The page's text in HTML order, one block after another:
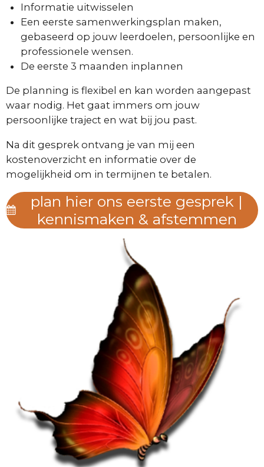
Informatie uitwisselen
Een eerste samenwerkingsplan maken,
gebaseerd op jouw leerdoelen, persoonlijke en
professionele wensen.
De eerste 3 maanden inplannen
De planning is flexibel en kan worden aangepast
waar nodig. Het gaat immers om jouw
persoonlijke traject en wat bij jou past.
Na dit gesprek ontvang je van mij een
kostenoverzicht en informatie over de
mogelijkheid om in termijnen te betalen.
plan hier ons eerste gesprek |
kennismaken & afstemmen